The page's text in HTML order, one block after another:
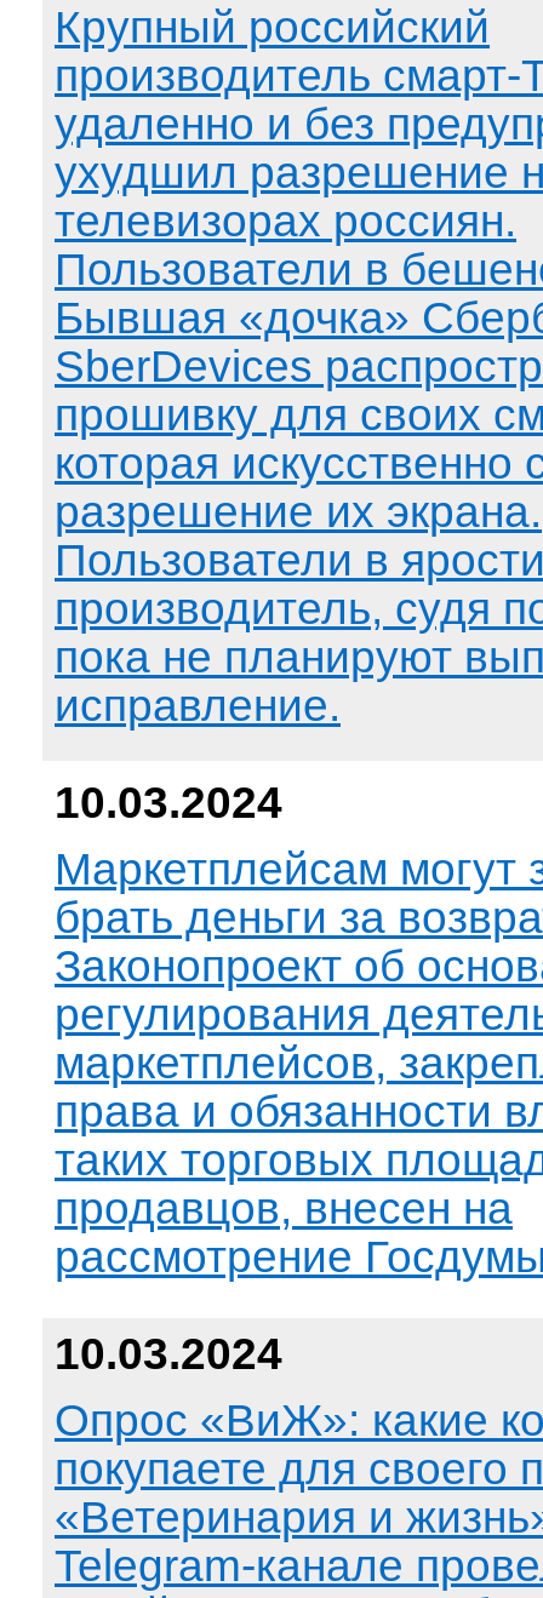
Крупный российский
производитель смарт-
удаленно и без
ухудшил разрешение
телевизорах россиян.
Пользователи в
Бывшая «дочка»
SberDevices
прошивку для своих
которая искусственно
разрешение их экрана.
Пользователи в
производитель, судя
пока не планируют
исправление.
10.03.2024
Маркетплейсам могут
брать деньги за
Законопроект об
регулирования
маркетплейсов,
права и обязанности
таких торговых
продавцов, внесен на
рассмотрение
10.03.2024
Опрос «ВиЖ»: какие
покупаете для своего
«Ветеринария и
Telegram-канале